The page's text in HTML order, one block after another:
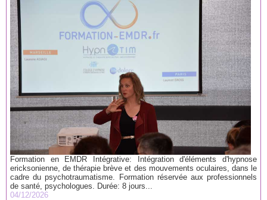
Formation en EMDR Intégrative: Intégration d'éléments d'hypnose
ericksonienne, de thérapie brève et des mouvements oculaires, dans le
cadre du psychotraumatisme. Formation réservée aux professionnels
de santé, psychologues. Durée: 8 jours...
04/12/2026